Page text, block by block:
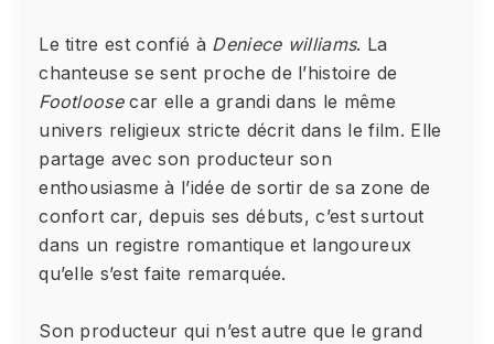
Le titre est confié à Deniece williams. La
chanteuse se sent proche de l’histoire de
Footloosecar elle a grandi dans le même
univers religieux stricte décrit dans le film. Elle
partage avec son producteur son
enthousiasme à l’idée de sortir de sa zone de
confort car, depuis ses débuts, c’est surtout
dans un registre romantique et langoureux
qu’elle s’est faite remarquée.
Son producteur qui n’est autre que le grand